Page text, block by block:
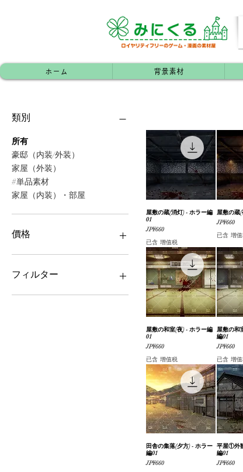
ホーム 背景素材
類別
所有
豪邸（内装/外装）
家屋（外装）
#単品素材
家屋（内装）・部屋
價格
フィルター
豪邸（内装/外装）
快速瀏覽
屋敷の蔵(消灯) - ホラー編
01
價格
JP¥660
已含 增值税
屋敷の蔵(
價格
JP¥660
已含 增
快速瀏覽
屋敷の和室(夜) - ホラー編
01
價格
JP¥660
已含 增值税
屋敷の和
編01
價格
JP¥660
已含 增
快速瀏覽
田舎の集落(夕方) - ホラー
編01
價格
JP¥660
平屋①外
編01
價格
JP¥660